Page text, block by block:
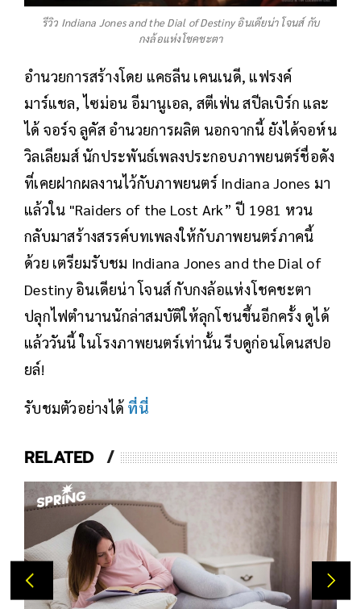
รีวิว Indiana Jones and the Dial of Destiny อินเดียน่า โจนส์ กับ
กงล้อแห่งโชคชะตา
อำนวยการสร้างโดย แคธลีน เคนเนดี, แฟรงค์
มาร์แชล, ไซม่อน อีมานูเอล, สตีเฟ่น สปีลเบิร์ก และ
ได้ จอร์จ ลูคัส อำนวยการผลิต นอกจากนี้ ยังได้จอห์น
วิลเลียมส์ นักประพันธ์เพลงประกอบภาพยนตร์ชื่อดัง
ที่เคยฝากผลงานไว้กับภาพยนตร์ Indiana Jones มา
แล้วใน "Raiders of the Lost Ark” ปี 1981 หวน
กลับมาสร้างสรรค์บทเพลงให้กับภาพยนตร์ภาคนี้
ด้วย เตรียมรับชม Indiana Jones and the Dial of
Destiny อินเดียน่า โจนส์ กับกงล้อแห่งโชคชะตา
ปลุกไฟตำนานนักล่าสมบัติให้ลุกโชนขึ้นอีกครั้ง ดูได้
แล้ววันนี้ ในโรงภาพยนตร์เท่านั้น รีบดูก่อนโดนสปอ
ยล์!
รับชมตัวอย่างได้ ที่นี่
RELATED